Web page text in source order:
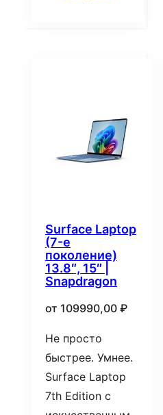
Surface Laptop
(7-е
поколение)
13.8″, 15″ |
Snapdragon
от 109990,00 ₽
Не просто
быстрее. Умнее.
Surface Laptop
7th Edition с